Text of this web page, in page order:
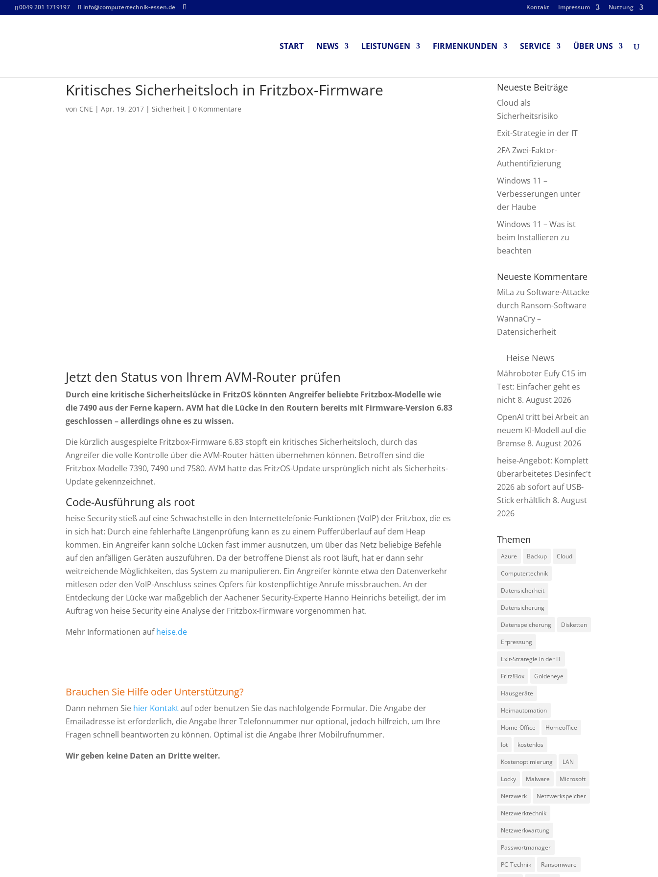
0049 201 1719197 info@computertechnik-essen.de Kontakt Impressum Nutzung
START NEWS LEISTUNGEN FIRMENKUNDEN SERVICE ÜBER UNS
Kritisches Sicherheitsloch in Fritzbox-Firmware
von CNE |Apr. 19, 2017 |Sicherheit |0 Kommentare
Jetzt den Status von Ihrem AVM-Router prüfen
Durch eine kritische Sicherheitslücke in FritzOS könnten Angreifer beliebte Fritzbox-Modelle wie
die 7490 aus der Ferne kapern. AVM hat die Lücke in den Routern bereits mit Firmware-Version 6.83
geschlossen – allerdings ohne es zu wissen.
Die kürzlich ausgespielte Fritzbox-Firmware 6.83 stopft ein kritisches Sicherheitsloch, durch das
Angreifer die volle Kontrolle über die AVM-Router hätten übernehmen können. Betroffen sind die
Fritzbox-Modelle 7390, 7490 und 7580. AVM hatte das FritzOS-Update ursprünglich nicht als Sicherheits-
Update gekennzeichnet.
Code-Ausführung als root
heise Security stieß auf eine Schwachstelle in den Internettelefonie-Funktionen (VoIP) der Fritzbox, die es
in sich hat: Durch eine fehlerhafte Längenprüfung kann es zu einem Pufferüberlauf auf dem Heap
kommen. Ein Angreifer kann solche Lücken fast immer ausnutzen, um über das Netz beliebige Befehle
auf den anfälligen Geräten auszuführen. Da der betroffene Dienst als root läuft, hat er dann sehr
weitreichende Möglichkeiten, das System zu manipulieren. Ein Angreifer könnte etwa den Datenverkehr
mitlesen oder den VoIP-Anschluss seines Opfers für kostenpflichtige Anrufe missbrauchen. An der
Entdeckung der Lücke war maßgeblich der Aachener Security-Experte Hanno Heinrichs beteiligt, der im
Auftrag von heise Security eine Analyse der Fritzbox-Firmware vorgenommen hat.
Mehr Informationen aufheise.de
Brauchen Sie Hilfe oder Unterstützung?
Dann nehmen Sie hier Kontaktauf oder benutzen Sie das nachfolgende Formular. Die Angabe der
Emailadresse ist erforderlich, die Angabe Ihrer Telefonnummer nur optional, jedoch hilfreich, um Ihre
Fragen schnell beantworten zu können. Optimal ist die Angabe Ihrer Mobilrufnummer.
Wir geben keine Daten an Dritte weiter.
Neueste Beiträge
Cloud als
Sicherheitsrisiko
Exit-Strategie in der IT
2FA Zwei-Faktor-
Authentifizierung
Windows 11 –
Verbesserungen unter
der Haube
Windows 11 – Was ist
beim Installieren zu
beachten
Neueste Kommentare
MiLa zu Software-Attacke
durch Ransom-Software
WannaCry –
Datensicherheit
Heise News
Mähroboter Eufy C15 im
Test: Einfacher geht es
nicht 8. August 2026
OpenAI tritt bei Arbeit an
neuem KI-Modell auf die
Bremse 8. August 2026
heise-Angebot: Komplett
überarbeitetes Desinfec't
2026 ab sofort auf USB-
Stick erhältlich 8. August
2026
Themen
Azure Backup Cloud
Computertechnik
Datensicherheit
Datensicherung
Datenspeicherung Disketten
Erpressung
Exit-Strategie in der IT
Fritz!Box Goldeneye
Hausgeräte
Heimautomation
Home-Office Homeoffice
Iot kostenlos
Kostenoptimierung LAN
Locky Malware Microsoft
Netzwerk Netzwerkspeicher
Netzwerktechnik
Netzwerkwartung
Passwortmanager
PC-Technik Ransomware